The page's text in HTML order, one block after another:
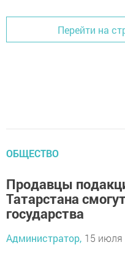
Перейти на
ОБЩЕСТВО
Продавцы
Татарстана
государства
Администратор, 15 июля